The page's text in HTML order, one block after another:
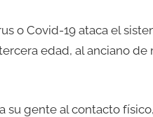
o Covid-19 ataca el
edad, al anciano
su gente al contacto